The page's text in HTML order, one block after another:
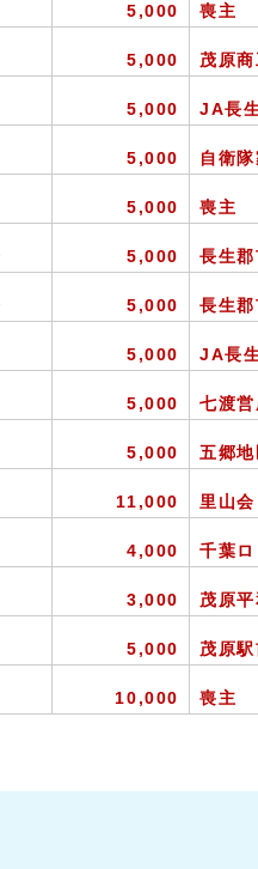
5,000 喪主
5,000 茂原
5,000 JA長
5,000 自衛
5,000 喪主
5,000 長生
5,000 長生
5,000 JA長
5,000 七渡
5,000 五郷
11,000 里山会
4,000 千葉
3,000 茂原
5,000 茂原
10,000 喪主